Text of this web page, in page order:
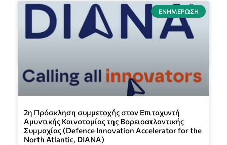
ΕΝΗΜΈΡΩΣΗ
2η Πρόσκληση συμμετοχής στον Επιταχυντή
Αμυντικής Καινοτομίας της Βορειοατλαντικής
Συμμαχίας (Defence Innovation Accelerator for the
North Atlantic, DIANA)